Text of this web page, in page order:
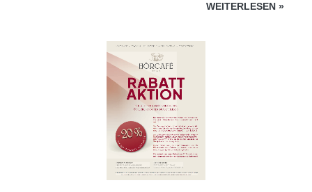
WEITERLESEN »